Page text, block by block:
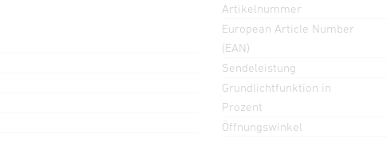
Artikelnummer
European Article Number
(EAN)
Sendeleistung
Grundlichtfunktion in
Prozent
Öffnungswinkel